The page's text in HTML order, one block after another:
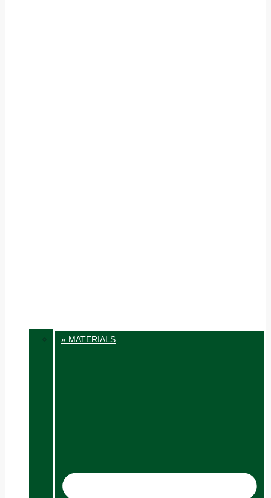
» MATERIALS